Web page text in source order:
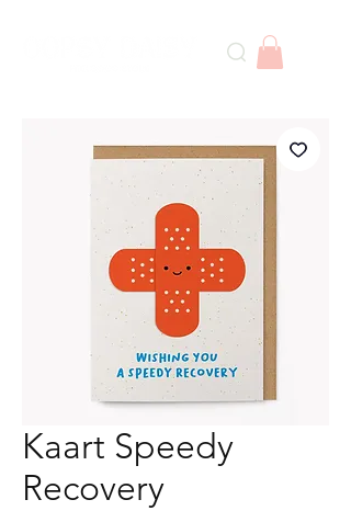
Kaart Speedy
Recovery